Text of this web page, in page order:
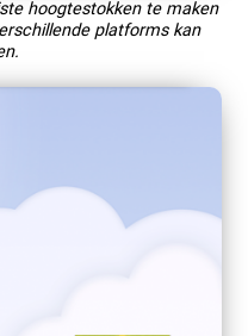
hoogtestokken te maken
platforms kan